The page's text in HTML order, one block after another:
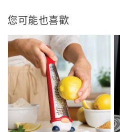
您可能也喜歡